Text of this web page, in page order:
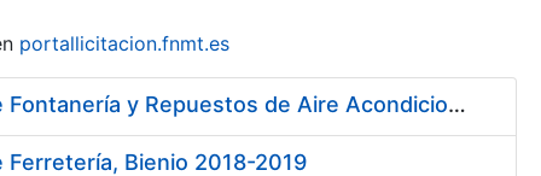
portallicitacion.fnmt.es
Contratación de Contrato Marco para el Suministro de Material de Fontanería y Repuestos de Aire Acondicionado, bienio 2018-2019
Bienio 2018-2019